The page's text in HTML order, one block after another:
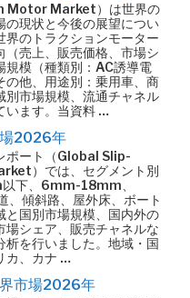
Motor Market）は世界の
の現状と今後の展望につい
界のトラクションモーター
売上、販売価格、市場シ
規模（種類別：AC誘導電
の他、用途別：乗用車、商
別市場規模、流通チャネル
います。当資料 …
2026年
ポート（Global Slip-
）では、セグメント別
下、6mm-18mm、
傾斜路、屋外床、ボート
と国別市場規模、国内外の
場シェア、販売チャネルな
析を行いました。地域・国
カ、カナ …
市場2026年